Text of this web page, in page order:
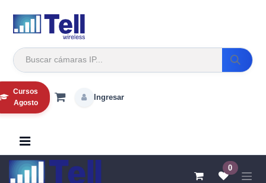
Cursos
Agosto
Ingresar
0